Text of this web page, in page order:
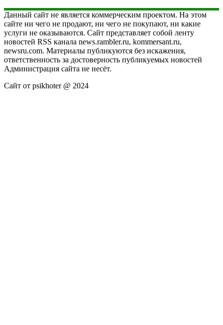
Данный сайт не является коммерческим проектом. На этом
сайте ни чего не продают, ни чего не покупают, ни какие
услуги не оказываются. Сайт представляет собой ленту
новостей RSS канала news.rambler.ru, kommersant.ru,
newsru.com. Материалы публикуются без искажения,
ответственность за достоверность публикуемых новостей
Администрация сайта не несёт.
Сайт от psikhoter @ 2024